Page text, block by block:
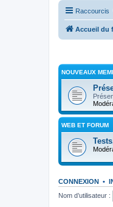
Raccourcis
Accueil du
NOUVEAUX
WEB ET FORUM
CONNEXION •
Nom d’utilisateur :